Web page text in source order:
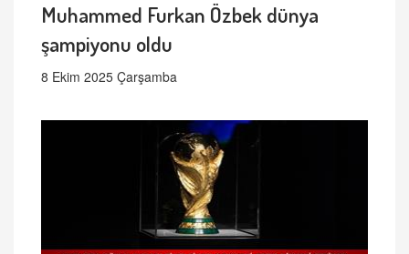
Muhammed Furkan Özbek dünya
şampiyonu oldu
8 Ekim 2025 Çarşamba